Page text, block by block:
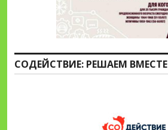
СОДЕЙСТВИЕ: РЕШАЕМ ВМЕСТЕ